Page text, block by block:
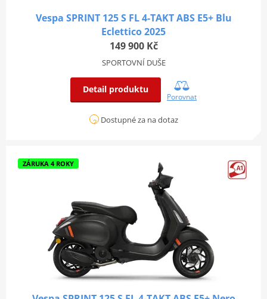
Vespa SPRINT 125 S FL 4-TAKT ABS E5+ Blu
Eclettico 2025
149 900 Kč
SPORTOVNÍ DUŠE
Detail produktu
Porovnat
Dostupné za na dotaz
ZÁRUKA 4 ROKY